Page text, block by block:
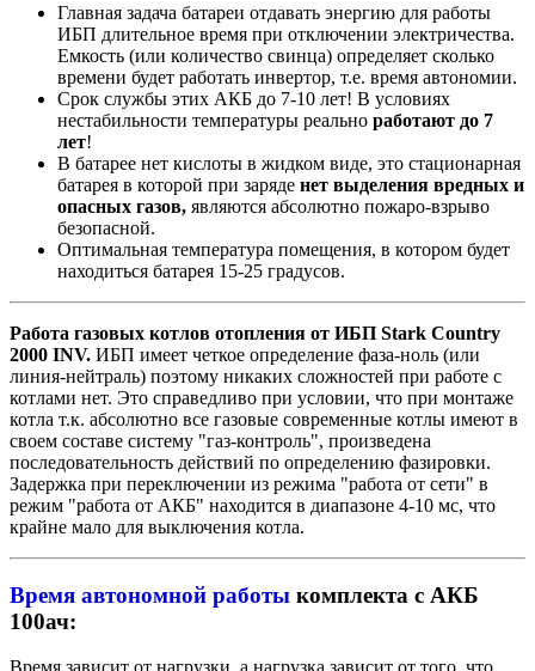
Главная задача батареи отдавать энергию для работы
ИБП длительное время при отключении электричества.
Емкость (или количество свинца) определяет сколько
времени будет работать инвертор, т.е. время автономии.
Срок службы этих АКБ до 7-10 лет! В условиях
нестабильности температуры реально работают до 7
лет!
В батарее нет кислоты в жидком виде, это стационарная
батарея в которой при заряде нет выделения вредных и
опасных газов, являются абсолютно пожаро-взрыво
безопасной.
Оптимальная температура помещения, в котором будет
находиться батарея 15-25 градусов.
Работа газовых котлов отопления от ИБП Stark Country
2000 INV. ИБП имеет четкое определение фаза-ноль (или
линия-нейтраль) поэтому никаких сложностей при работе с
котлами нет. Это справедливо при условии, что при монтаже
котла т.к. абсолютно все газовые современные котлы имеют в
своем составе систему "газ-контроль", произведена
последовательность действий по определению фазировки.
Задержка при переключении из режима "работа от сети" в
режим "работа от АКБ" находится в диапазоне 4-10 мс, что
крайне мало для выключения котла.
Время автономной работы комплекта с АКБ
100ач: